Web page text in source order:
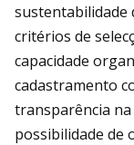
sustentabilidade
critérios de
capacidade
cadastramento
transparência
possibilidade de